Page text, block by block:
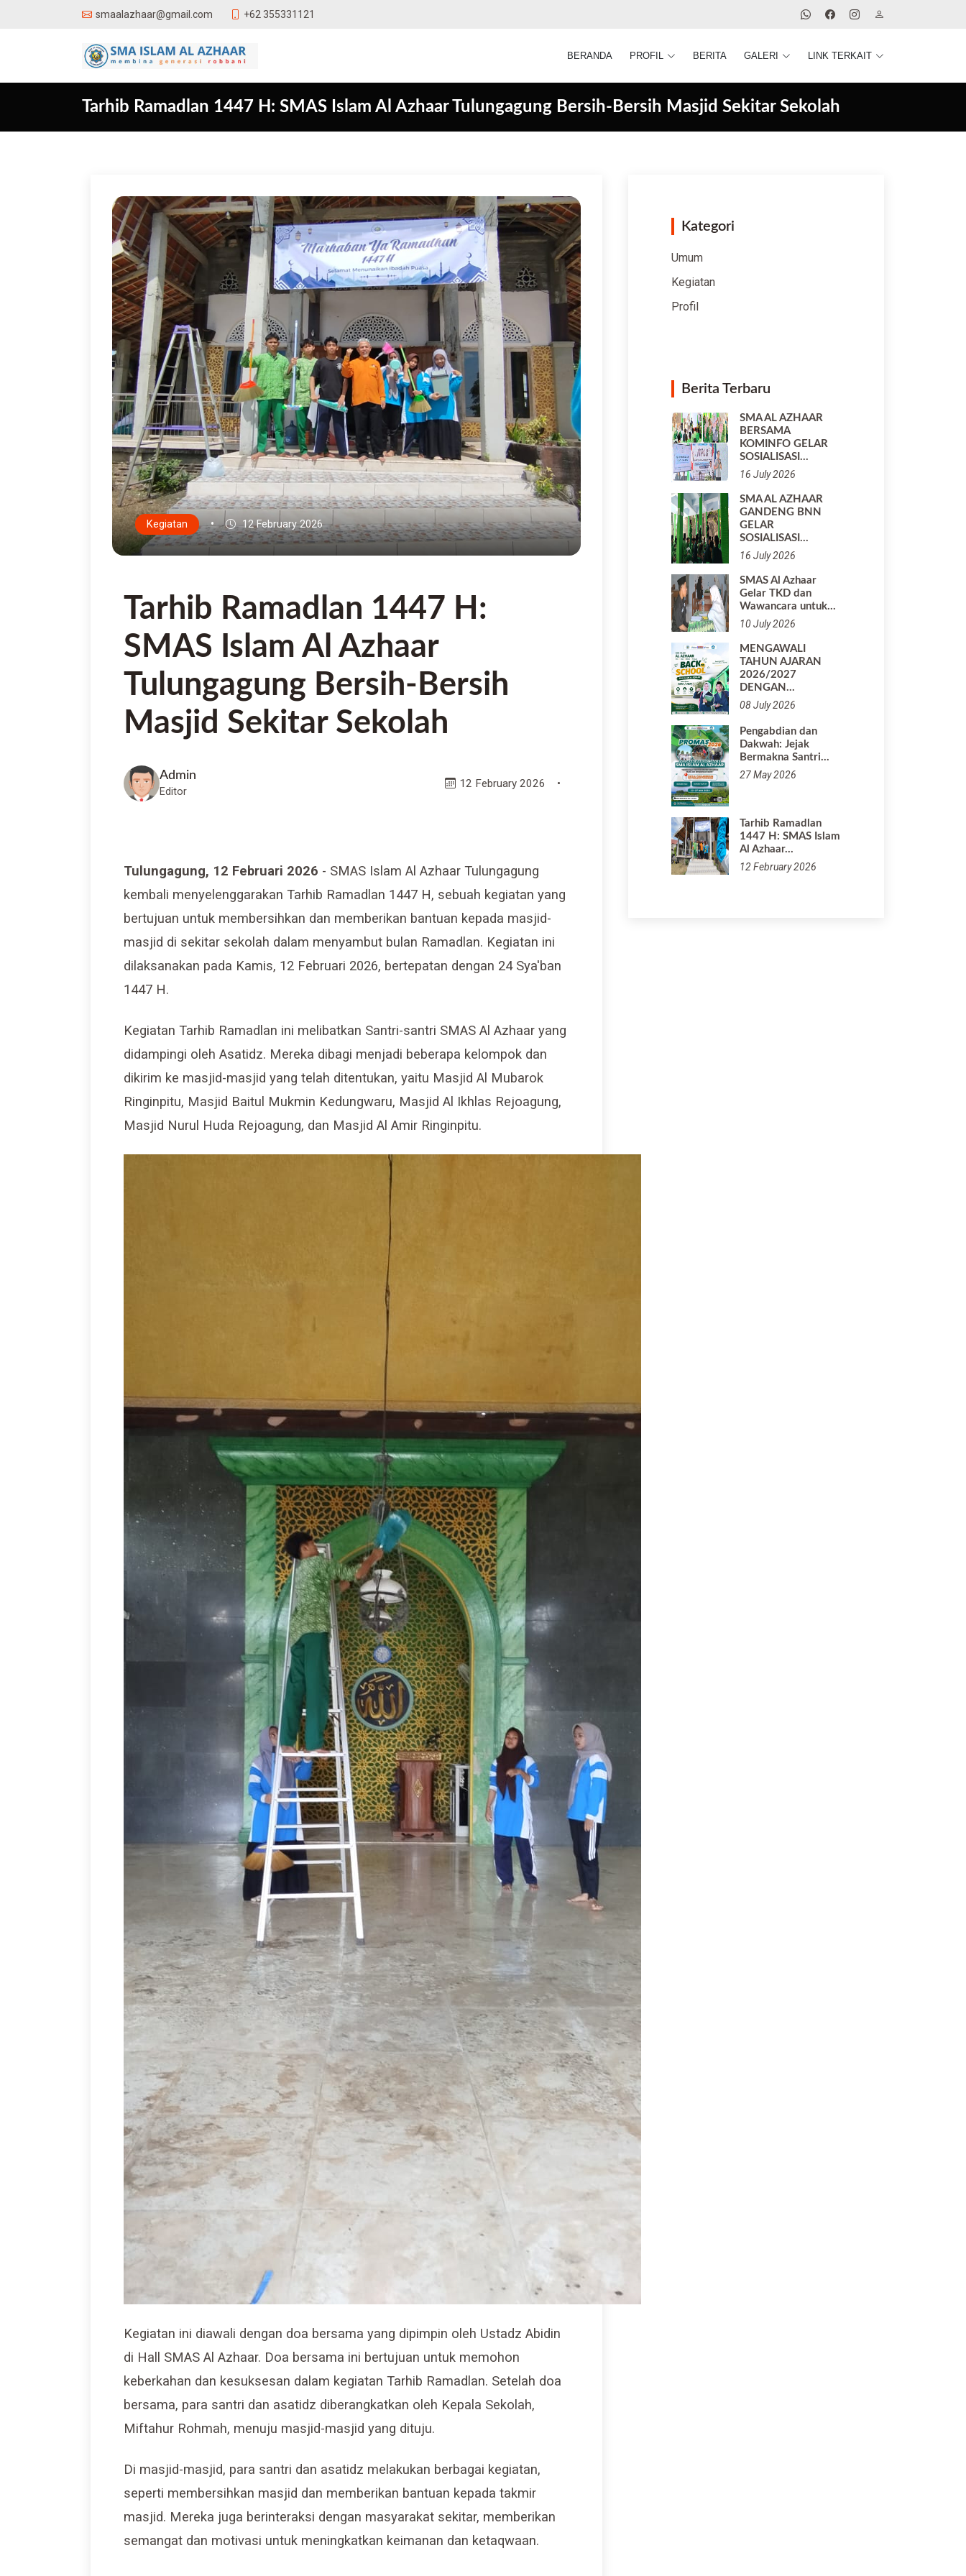
smaalazhaar@gmail.com +62 355331121
BERANDA PROFIL BERITA GALERI LINK TERKAIT
Tarhib Ramadlan 1447 H: SMAS Islam Al Azhaar Tulungagung Bersih-Bersih Masjid Sekitar Sekolah
Kegiatan • 12 February 2026
Tarhib Ramadlan 1447 H:
SMAS Islam Al Azhaar
Tulungagung Bersih-Bersih
Masjid Sekitar Sekolah
Admin
Editor
12 February 2026 •
Tulungagung, 12 Februari 2026 - SMAS Islam Al Azhaar Tulungagung
kembali menyelenggarakan Tarhib Ramadlan 1447 H, sebuah kegiatan yang
bertujuan untuk membersihkan dan memberikan bantuan kepada masjid-
masjid di sekitar sekolah dalam menyambut bulan Ramadlan. Kegiatan ini
dilaksanakan pada Kamis, 12 Februari 2026, bertepatan dengan 24 Sya'ban
1447 H.
Kegiatan Tarhib Ramadlan ini melibatkan Santri-santri SMAS Al Azhaar yang
didampingi oleh Asatidz. Mereka dibagi menjadi beberapa kelompok dan
dikirim ke masjid-masjid yang telah ditentukan, yaitu Masjid Al Mubarok
Ringinpitu, Masjid Baitul Mukmin Kedungwaru, Masjid Al Ikhlas Rejoagung,
Masjid Nurul Huda Rejoagung, dan Masjid Al Amir Ringinpitu.
Kegiatan ini diawali dengan doa bersama yang dipimpin oleh Ustadz Abidin
di Hall SMAS Al Azhaar. Doa bersama ini bertujuan untuk memohon
keberkahan dan kesuksesan dalam kegiatan Tarhib Ramadlan. Setelah doa
bersama, para santri dan asatidz diberangkatkan oleh Kepala Sekolah,
Miftahur Rohmah, menuju masjid-masjid yang dituju.
Di masjid-masjid, para santri dan asatidz melakukan berbagai kegiatan,
seperti membersihkan masjid dan memberikan bantuan kepada takmir
masjid. Mereka juga berinteraksi dengan masyarakat sekitar, memberikan
semangat dan motivasi untuk meningkatkan keimanan dan ketaqwaan.
Kategori
Umum
Kegiatan
Profil
Berita Terbaru
SMA AL AZHAAR
BERSAMA
KOMINFO GELAR
SOSIALISASI…
16 July 2026
SMA AL AZHAAR
GANDENG BNN
GELAR
SOSIALISASI…
16 July 2026
SMAS Al Azhaar
Gelar TKD dan
Wawancara untuk…
10 July 2026
MENGAWALI
TAHUN AJARAN
2026/2027
DENGAN…
08 July 2026
Pengabdian dan
Dakwah: Jejak
Bermakna Santri…
27 May 2026
Tarhib Ramadlan
1447 H: SMAS Islam
Al Azhaar…
12 February 2026